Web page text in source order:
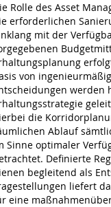
Rolle des Asset
erforderlichen
mit der
von
werden
die
Ablauf
Sinne optimaler
Definierte
begleitend als
liefert
eine